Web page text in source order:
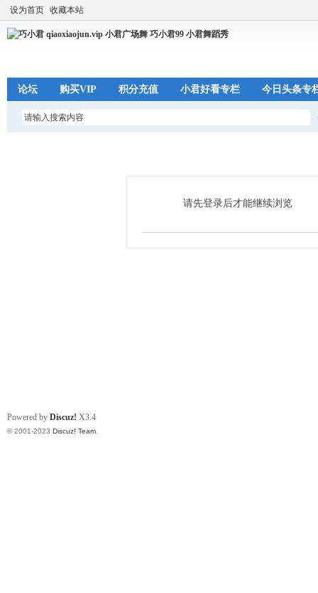
设为首页 收藏本站
论坛 购买VIP 积分充值 小君好看专栏 今日头条专
请先登录后才能继续浏览
Powered by Discuz! X3.4
© 2001-2023 Discuz! Team